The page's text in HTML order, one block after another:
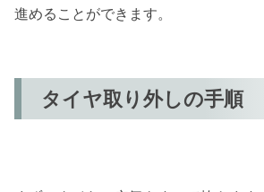
進めることができます。
タイヤ取り外しの手順